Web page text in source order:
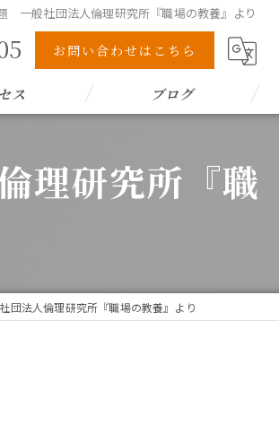
一般社団法人倫理研究所『職場の教養』より
お問い合わせはこちら
ス ブログ
理研究所『職
法人倫理研究所『職場の教養』より